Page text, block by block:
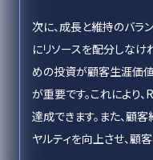
次に、成長と維持のバラ
にリソースを配分しなけ
めの投資が顧客生涯価値
が重要です。これにより
達成できます。また、顧
ヤルティを向上させ、顧